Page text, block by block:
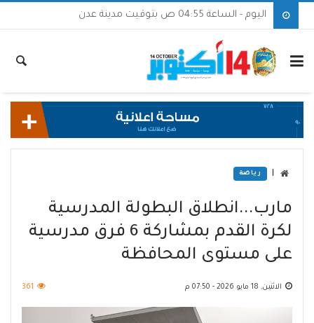
اليوم - الساعة 04:55 ص بتوقيت مدينة عدن
رياضة
مارب...انطلاق البطولة المدرسية
لكرة القدم بمشاركة 6 فرق مدرسية
على مستوى المحافظة
الاثنين, 18 مايو 2026 - 07:50 م 361